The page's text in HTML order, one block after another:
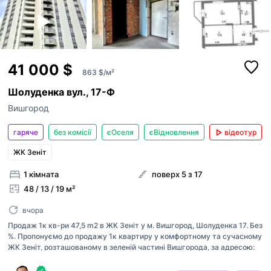
41 000 $ 863 $/м²
Шолуденка вул., 17-Ф
Вишгород
гаряче без комісії єОселя єВідновлення відеотур
ЖК Зеніт
1 кімната
48 / 13 / 19 м²
поверх 5 з 17
вчора
Продаж 1к кв-ри 47,5 m2 в ЖК Зеніт у м. Вишгород, Шолуденка 17. Без
%. Пропонуємо до продажу 1к квартиру у комфортному та сучасному
ЖК Зеніт, розташованому в зеленій частині Вишгорода, за адресою:
Шолуденка, буд. 17-Ф. Це не просто квартира — це ваша тиха гавань